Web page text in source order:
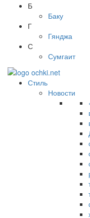
Б
Баку
Г
Гянджа
С
Сумгаит
Стиль
Новости